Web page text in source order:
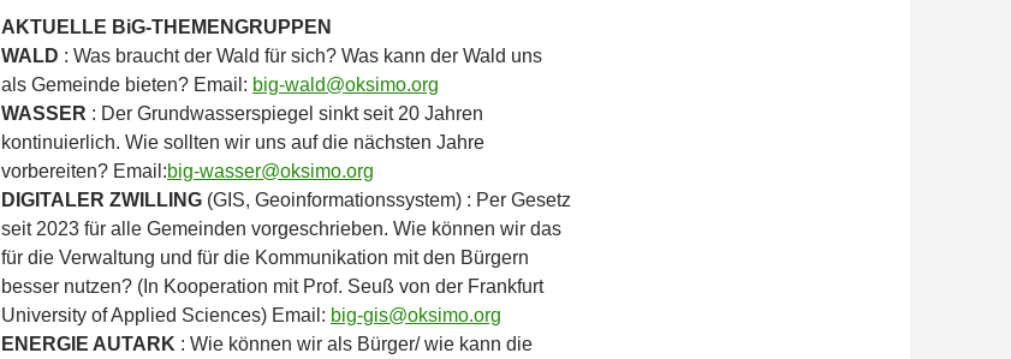
AKTUELLE BiG-THEMENGRUPPEN
WALD : Was braucht der Wald für sich? Was kann der Wald uns
als Gemeinde bieten? Email: big-wald@oksimo.org
WASSER : Der Grundwasserspiegel sinkt seit 20 Jahren
kontinuierlich. Wie sollten wir uns auf die nächsten Jahre
vorbereiten? Email:big-wasser@oksimo.org
DIGITALER ZWILLING (GIS, Geoinformationssystem) : Per Gesetz
seit 2023 für alle Gemeinden vorgeschrieben. Wie können wir das
für die Verwaltung und für die Kommunikation mit den Bürgern
besser nutzen? (In Kooperation mit Prof. Seuß von der Frankfurt
University of Applied Sciences) Email: big-gis@oksimo.org
ENERGIE AUTARK : Wie können wir als Bürger/ wie kann die